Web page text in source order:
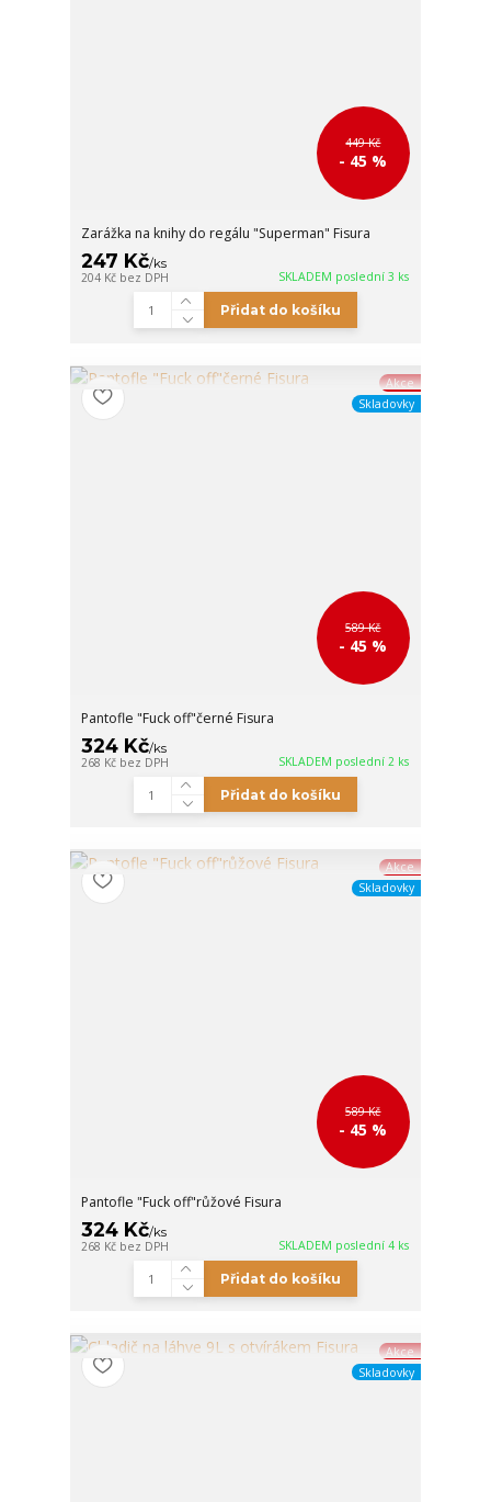
449 Kč
- 45 %
Zarážka na knihy do regálu "Superman" Fisura
247 Kč/ks
204 Kč bez DPH SKLADEM poslední 3 ks
Přidat do košíku
Akce
Skladovky
589 Kč
- 45 %
Pantofle "Fuck off"černé Fisura
324 Kč/ks
268 Kč bez DPH SKLADEM poslední 2 ks
Přidat do košíku
Akce
Skladovky
589 Kč
- 45 %
Pantofle "Fuck off"růžové Fisura
324 Kč/ks
268 Kč bez DPH SKLADEM poslední 4 ks
Přidat do košíku
Akce
Skladovky